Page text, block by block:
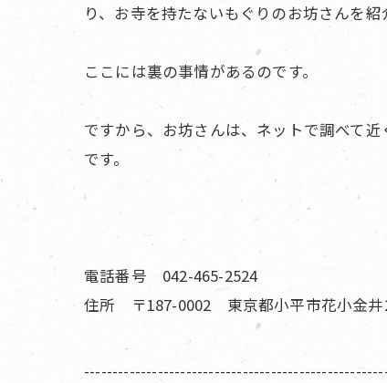
り、お寺を持たないもぐりのお坊さんを紹
ここには裏の事情があるのです。
ですから、お坊さんは、ネットで調べて
です。
電話番号 042-465-2524
住所 〒187-0002 東京都小平市花小金井